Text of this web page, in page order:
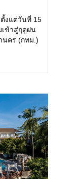
งแต่วันที่ 15
เข้าสู่ฤดูฝน
นคร (กทม.)